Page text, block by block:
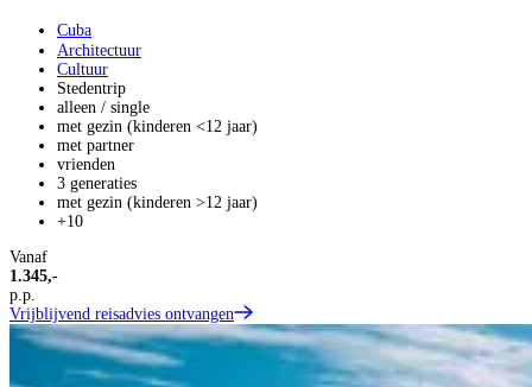
Cuba
Architectuur
Cultuur
Stedentrip
alleen / single
met gezin (kinderen <12 jaar)
met partner
vrienden
3 generaties
met gezin (kinderen >12 jaar)
+10
Vanaf
1.345,-
p.p.
Vrijblijvend reisadvies ontvangen